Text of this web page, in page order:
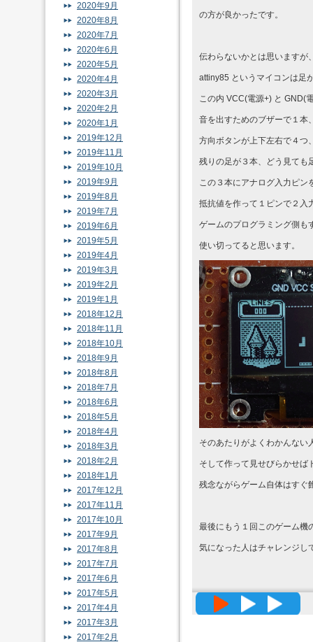
の方が良かったです。
伝わらないかとは思いますが
attiny85 というマイコンは足
この内 VCC(電源+) と GND(
音を出すためのブザーで１本
方向ボタンが上下左右で４つ
残りの足が３本、どう見ても
この３本にアナログ入力ピン
抵抗値を作って１ピンで２入
ゲームのプログラミング側も
使い切ってると思います。
そのあたりがよくわかんない
そして作って見せびらかせば
残念ながらゲーム自体はすぐ
最後にもう１回このゲーム
気になった人はチャレンジし
高精度メ
2020年9月
2020年8月
2020年7月
2020年6月
2020年5月
2020年4月
2020年3月
2020年2月
2020年1月
2019年12月
2019年11月
2019年10月
2019年9月
2019年8月
2019年7月
2019年6月
2019年5月
2019年4月
2019年3月
2019年2月
2019年1月
2018年12月
2018年11月
2018年10月
2018年9月
2018年8月
2018年7月
2018年6月
2018年5月
2018年4月
2018年3月
2018年2月
2018年1月
2017年12月
2017年11月
2017年10月
2017年9月
2017年8月
2017年7月
2017年6月
2017年5月
2017年4月
2017年3月
2017年2月